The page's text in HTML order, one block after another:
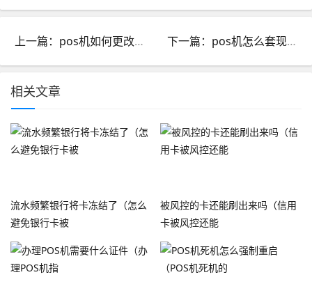
上一篇：pos机如何更改商户名称_pos商户名称能修改吗 下一篇：pos机怎么套现信用卡吗_信用卡pos套现怎么操作
相关文章
流水频繁银行将卡冻结了（怎么
避免银行卡被
被风控的卡还能刷出来吗（信用
卡被风控还能